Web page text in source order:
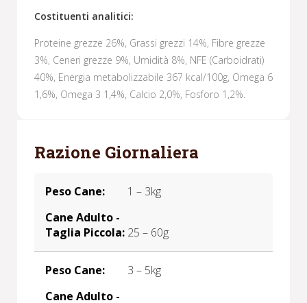
Costituenti analitici:
Proteine grezze 26%, Grassi grezzi 14%, Fibre grezze
3%, Ceneri grezze 9%, Umidità 8%, NFE (Carboidrati)
40%, Energia metabolizzabile 367 kcal/100g, Omega 6
1,6%, Omega 3 1,4%, Calcio 2,0%, Fosforo 1,2%.
Razione Giornaliera
1 – 3kg
25 – 60g
3 – 5kg